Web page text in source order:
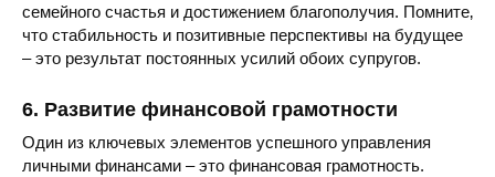
семейного счастья и достижением благополучия. Помните‚
что стабильность и позитивные перспективы на будущее
– это результат постоянных усилий обоих супругов.
6. Развитие финансовой грамотности
Один из ключевых элементов успешного управления
личными финансами – это финансовая грамотность.